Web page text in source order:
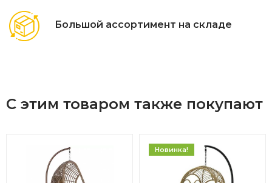
Большой ассортимент на складе
С этим товаром также покупают
Новинка!